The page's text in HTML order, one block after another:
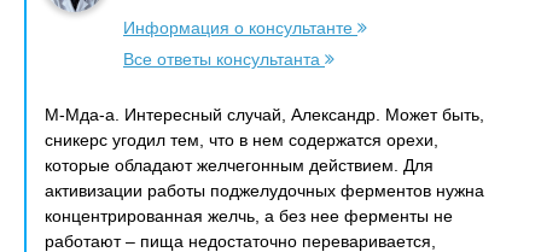
Информация о консультанте
Все ответы консультанта
М-Мда-а. Интересный случай, Александр. Может быть,
сникерс угодил тем, что в нем содержатся орехи,
которые обладают желчегонным действием. Для
активизации работы поджелудочных ферментов нужна
концентрированная желчь, а без нее ферменты не
работают – пища недостаточно переваривается,